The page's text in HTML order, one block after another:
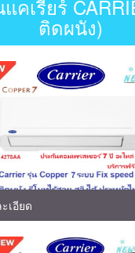
คเรียร์
ติดผนัง)
เอียด